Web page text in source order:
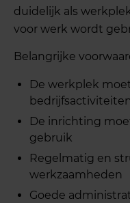
duidelijk als
voor werk wordt
Belangrijke
De werkplek
bedrijfsactiviteiten
De inrichting
gebruik
Regelmatig en
werkzaamheden
Goede